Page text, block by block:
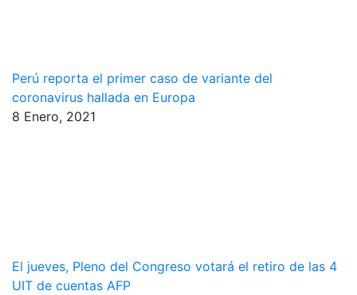
Perú reporta el primer caso de variante del
coronavirus hallada en Europa
8 Enero, 2021
El jueves, Pleno del Congreso votará el retiro de las 4
UIT de cuentas AFP